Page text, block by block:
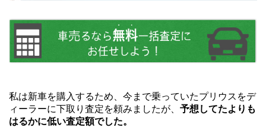
私は新車を購入するため、今まで乗っていたプリウスをデ
ィーラーに下取り査定を頼みましたが、 予想してたよりも
はるかに低い査定額でした。